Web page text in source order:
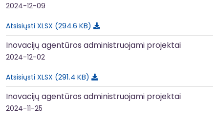
2024-12-09
Atsisiųsti XLSX 294.6 KB
Inovacijų agentūros administruojami projektai
2024-12-02
Atsisiųsti XLSX 291.4 KB
Inovacijų agentūros administruojami projektai
2024-11-25